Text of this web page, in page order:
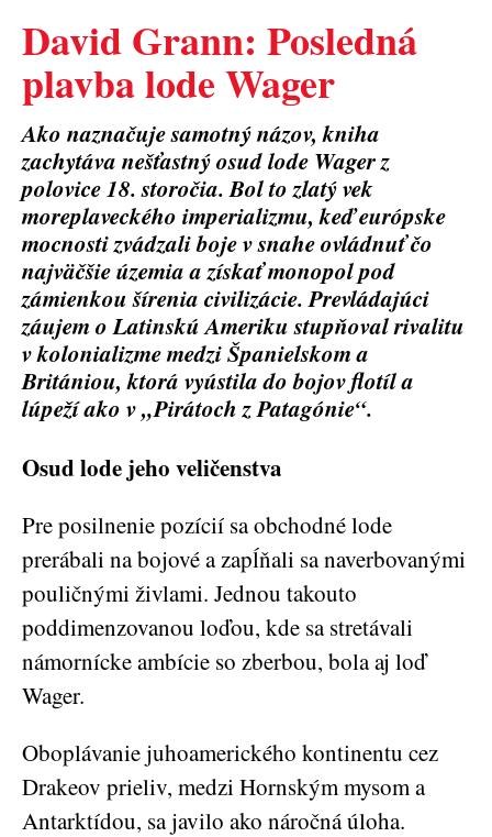
David Grann: Posledná
plavba lode Wager
Ako naznačuje samotný názov, kniha
zachytáva nešťastný osud lode Wager z
polovice 18. storočia. Bol to zlatý vek
moreplaveckého imperializmu, keď európske
mocnosti zvádzali boje v snahe ovládnuť čo
najväčšie územia a získať monopol pod
zámienkou šírenia civilizácie. Prevládajúci
záujem o Latinskú Ameriku stupňoval rivalitu
v kolonializme medzi Španielskom a
Britániou, ktorá vyústila do bojov flotíl a
lúpeží ako v „Pirátoch z Patagónie“.
Osud lode jeho veličenstva
Pre posilnenie pozícií sa obchodné lode
prerábali na bojové a zapĺňali sa naverbovanými
pouličnými živlami. Jednou takouto
poddimenzovanou loďou, kde sa stretávali
námornícke ambície so zberbou, bola aj loď
Wager.
Oboplávanie juhoamerického kontinentu cez
Drakeov prieliv, medzi Hornským mysom a
Antarktídou, sa javilo ako náročná úloha.